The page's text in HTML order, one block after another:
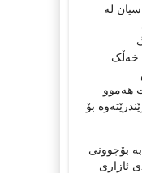
لە
خەڵک.
هەموو
بۆ
بۆچوونی
من تایبەتمەندییەکی گرنگی ٨ی ئازاری